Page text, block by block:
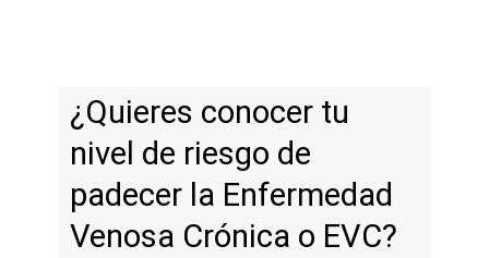
¿Quieres conocer tu
nivel de riesgo de
padecer la Enfermedad
Venosa Crónica o EVC?